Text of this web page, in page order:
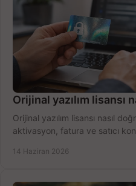
Orijinal yazılım lisansı
Orijinal yazılım lisansı nasıl
aktivasyon, fatura ve satıcı
14 Haziran 2026